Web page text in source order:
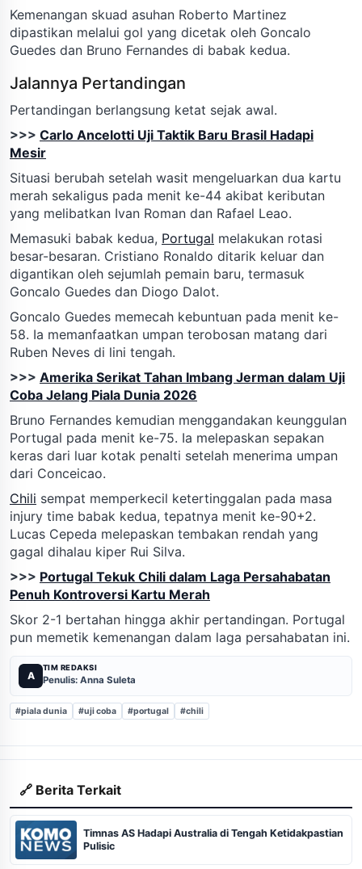
Kemenangan skuad asuhan Roberto Martinez
dipastikan melalui gol yang dicetak oleh Goncalo
Guedes dan Bruno Fernandes di babak kedua.
Jalannya Pertandingan
Pertandingan berlangsung ketat sejak awal.
>>> Carlo Ancelotti Uji Taktik Baru Brasil Hadapi
Mesir
Situasi berubah setelah wasit mengeluarkan dua kartu
merah sekaligus pada menit ke-44 akibat keributan
yang melibatkan Ivan Roman dan Rafael Leao.
Memasuki babak kedua, Portugal melakukan rotasi
besar-besaran. Cristiano Ronaldo ditarik keluar dan
digantikan oleh sejumlah pemain baru, termasuk
Goncalo Guedes dan Diogo Dalot.
Goncalo Guedes memecah kebuntuan pada menit ke-
58. Ia memanfaatkan umpan terobosan matang dari
Ruben Neves di lini tengah.
>>> Amerika Serikat Tahan Imbang Jerman dalam Uji
Coba Jelang Piala Dunia 2026
Bruno Fernandes kemudian menggandakan keunggulan
Portugal pada menit ke-75. Ia melepaskan sepakan
keras dari luar kotak penalti setelah menerima umpan
dari Conceicao.
Chili sempat memperkecil ketertinggalan pada masa
injury time babak kedua, tepatnya menit ke-90+2.
Lucas Cepeda melepaskan tembakan rendah yang
gagal dihalau kiper Rui Silva.
>>> Portugal Tekuk Chili dalam Laga Persahabatan
Penuh Kontroversi Kartu Merah
Skor 2-1 bertahan hingga akhir pertandingan. Portugal
pun memetik kemenangan dalam laga persahabatan ini.
A
TIM REDAKSI
Penulis: Anna Suleta
#piala dunia #uji coba #portugal #chili
🔗 Berita Terkait
Timnas AS Hadapi Australia di Tengah Ketidakpastian
Pulisic